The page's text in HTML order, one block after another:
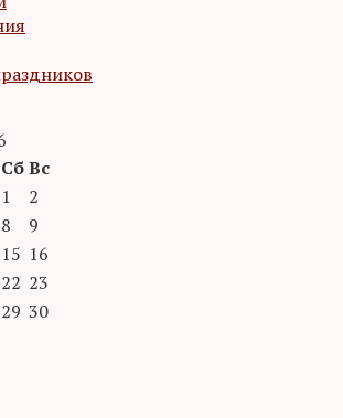
СбВс
1
2
8
9
15 16
22 23
29 30